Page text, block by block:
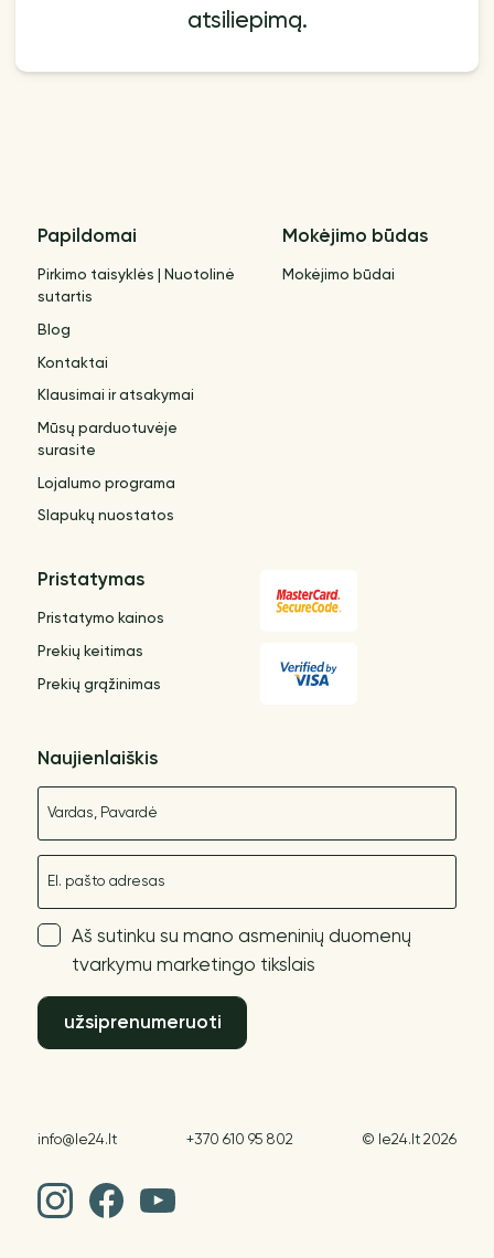
atsiliepimą.
Papildomai
Pirkimo taisyklės | Nuotolinė
sutartis
Blog
Kontaktai
Klausimai ir atsakymai
Mūsų parduotuvėje
surasite
Lojalumo programa
Slapukų nuostatos
Mokėjimo būdas
Mokėjimo būdai
Pristatymas
Pristatymo kainos
Prekių keitimas
Prekių grąžinimas
Naujienlaiškis
Aš sutinku su mano asmeninių duomenų
tvarkymu marketingo tikslais
užsiprenumeruoti
info@le24.lt +370 610 95 802 © le24.lt 2026